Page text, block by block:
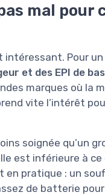
mal pour
intéressant. Pour
et des EPI de
marques où la
vite l’intérêt
soignée qu’un
est inférieure à ce
en pratique : un
de batterie